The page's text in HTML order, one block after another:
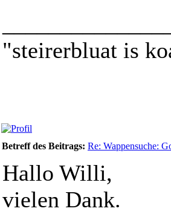
"steirerbluat is
Betreff des Beitrags: Re: Wappensuche:
Hallo Willi,
vielen Dank.